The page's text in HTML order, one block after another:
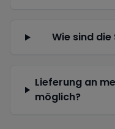
Wie sind
Lieferung an
möglich?